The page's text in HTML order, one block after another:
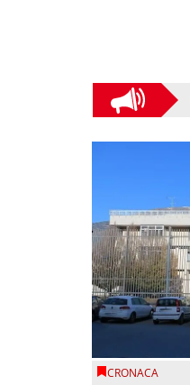
CRONACA